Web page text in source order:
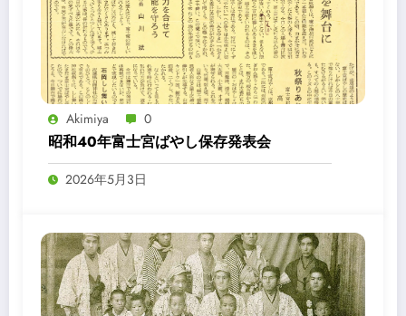
Akimiya 0
昭和40年富士宮ばやし保存発表会
2026年5月3日